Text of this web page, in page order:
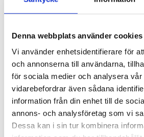
Denna webbplats använder cookies
Vi använder enhetsidentifierare för
och annonserna till användarna,
för sociala medier och analysera
vidarebefordrar även sådana
information från din enhet till de
annons- och analysföretag som vi
Dessa kan i sin tur kombinera
Hyttbord till traktorn, den
gör stor skillnad i vardagen
Traktorhytten är för många mer än
arbetet utförs. Det är kontoret,
även lunchplatsen under långa